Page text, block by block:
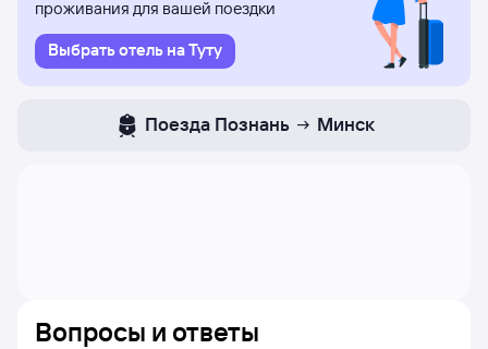
проживания для вашей поездки
Выбрать отель на Туту
Поезда Познань Минск
Вопросы и ответы